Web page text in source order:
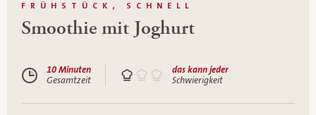
FRÜHSTÜCK, SCHNELL
Smoothie mit Joghurt
10 Minuten
Gesamtzeit
das kann jeder
Schwierigkeit